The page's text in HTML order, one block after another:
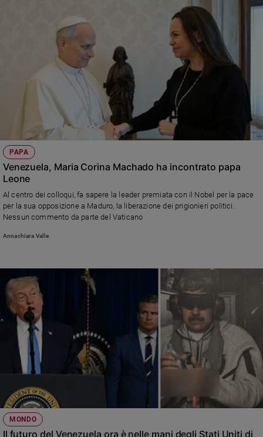
Cultura
e
spettacoli
2026
Cinema,
Libri
Musica
Arte
Famiglia
ed
educazione
Genitori
figli
Nonni
Coppia
Scuola
PAPA
Venezuela, Maria Corina Machado ha incontrato papa
Leone
Al centro dei colloqui, fa sapere la leader premiata con il Nobel per la pace
per la sua opposizione a Maduro, la liberazione dei prigionieri politici.
Nessun commento da parte del Vaticano
Annachiara Valle
MONDO
Il futuro del Venezuela ora è nelle mani degli Stati Uniti di